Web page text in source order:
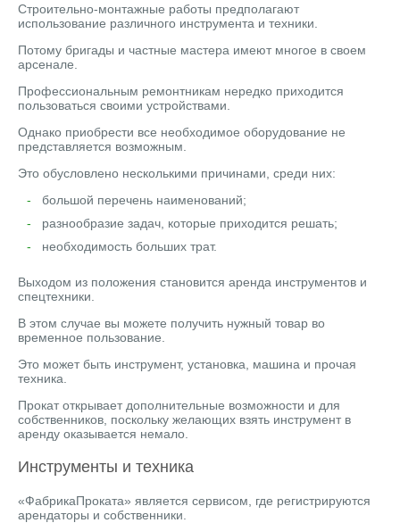
Строительно-монтажные работы предполагают
использование различного инструмента и техники.
Потому бригады и частные мастера имеют многое в своем
арсенале.
Профессиональным ремонтникам нередко приходится
пользоваться своими устройствами.
Однако приобрести все необходимое оборудование не
представляется возможным.
Это обусловлено несколькими причинами, среди них:
большой перечень наименований;
разнообразие задач, которые приходится решать;
необходимость больших трат.
Выходом из положения становится аренда инструментов и
спецтехники.
В этом случае вы можете получить нужный товар во
временное пользование.
Это может быть инструмент, установка, машина и прочая
техника.
Прокат открывает дополнительные возможности и для
собственников, поскольку желающих взять инструмент в
аренду оказывается немало.
Инструменты и техника
«ФабрикаПроката» является сервисом, где регистрируются
арендаторы и собственники.